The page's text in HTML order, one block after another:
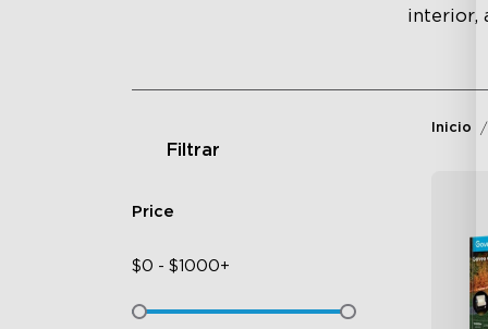
interior,
Filtrar
Price
$0 - $1000+
Inicio